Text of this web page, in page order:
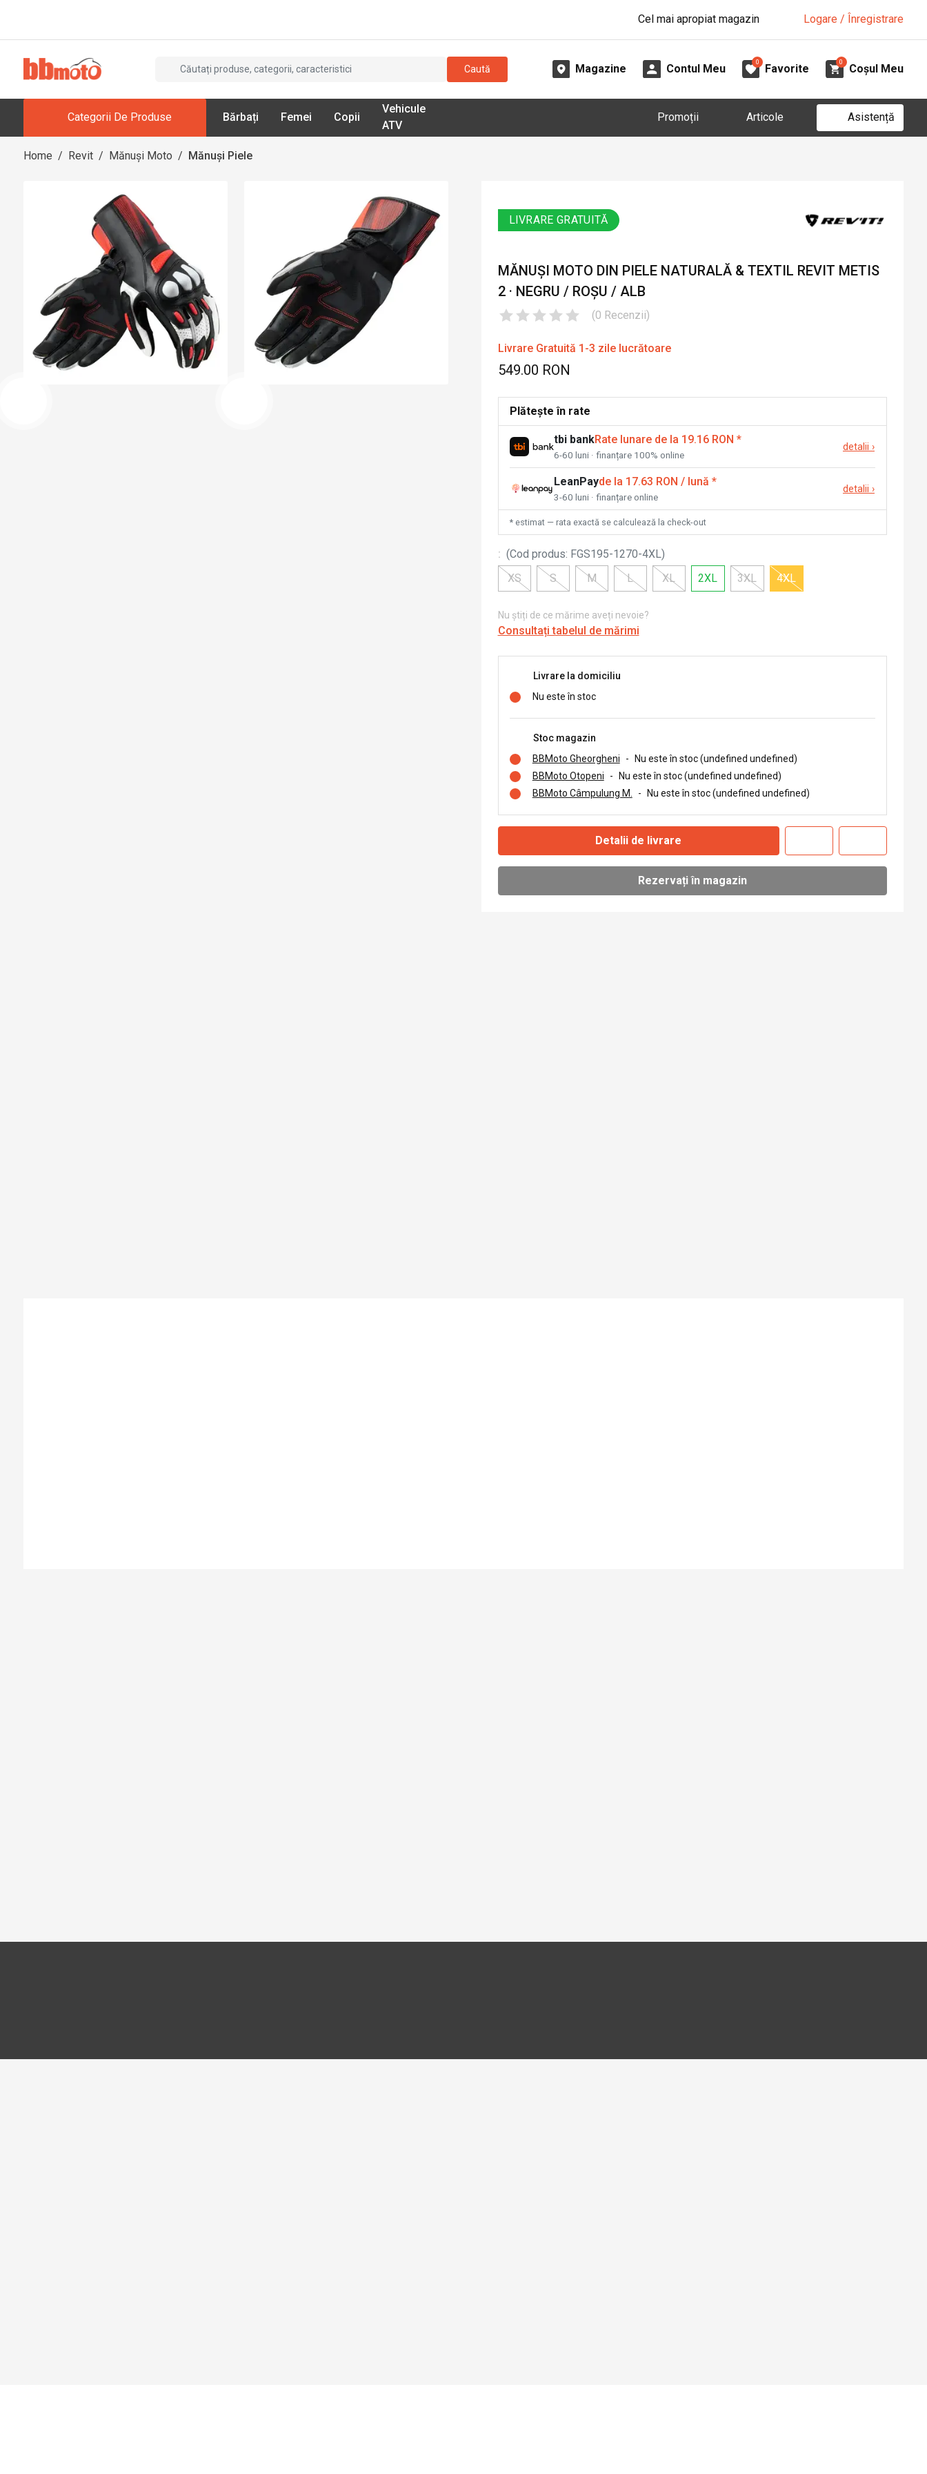
Cel mai apropiat magazin Logare / Înregistrare
Caută Magazine Contul Meu
0
Favorite
0
Coșul Meu
Categorii De Produse Bărbați Femei Copii
Vehicule
ATV
Promoții Articole Asistență
Home / Revit / Mănuși Moto / Mănuși Piele
LIVRARE GRATUITĂ
MĂNUȘI MOTO DIN PIELE NATURALĂ & TEXTIL REVIT METIS
2 · NEGRU / ROȘU / ALB
(0 Recenzii)
Livrare Gratuită 1-3 zile lucrătoare
549.00 RON
Plătește în rate
tbi bankRate lunare de la 19.16 RON *
6-60 luni · finanțare 100% online
detalii ›
LeanPayde la 17.63 RON / lună *
3-60 luni · finanțare online
detalii ›
* estimat — rata exactă se calculează la check-out
: (Cod produs: FGS195-1270-4XL)
XS
S M L XL 2XL 3XL 4XL
Nu știți de ce mărime aveți nevoie?
Consultați tabelul de mărimi
Livrare la domiciliu
Nu este în stoc
Stoc magazin
BBMoto Gheorgheni
-
Nu este în stoc (undefined undefined)
BBMoto Otopeni
-
Nu este în stoc (undefined undefined)
BBMoto Câmpulung M.
- Nu este în stoc (undefined undefined)
Detalii de livrare
Rezervați în magazin